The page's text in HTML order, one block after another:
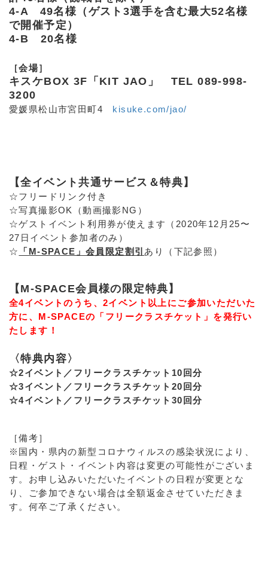
4-A 49名様（ゲスト3選手を含む最大52名様
で開催予定）
4-B 20名様
［会場］
キスケBOX 3F「KIT JAO」 TEL 089-998-
3200
愛媛県松山市宮田町4 kisuke.com/jao/
【全イベント共通サービス＆特典】
☆フリードリンク付き
☆写真撮影OK（動画撮影NG）
☆ゲストイベント利用券が使えます（2020年12月25〜
27日イベント参加者のみ）
☆
「M-SPACE」会員限定割引 あり（下記参照）
【M-SPACE会員様の限定特典】
全4イベントのうち、2イベント以上にご参加いただいた
方に、M-SPACEの「フリークラスチケット」を発行い
たします！
〈特典内容〉
☆2イベント／フリークラスチケット10回分
☆3イベント／フリークラスチケット20回分
☆4イベント／フリークラスチケット30回分
［備考］
※国内・県内の新型コロナウィルスの感染状況により、
日程・ゲスト・イベント内容は変更の可能性がございま
す。お申し込みいただいたイベントの日程が変更とな
り、ご参加できない場合は全額返金させていただきま
す。何卒ご了承ください。